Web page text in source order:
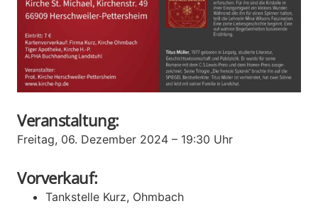
Veranstaltung:
Freitag, 06. Dezember 2024 – 19:30 Uhr
Vorverkauf:
Tankstelle Kurz, Ohmbach